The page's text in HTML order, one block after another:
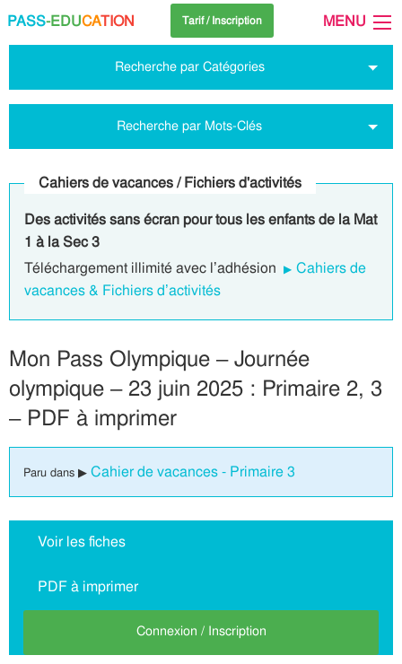
PASS-EDUCATION Tarif / Inscription MENU
Recherche par Catégories
Recherche par Mots-Clés
Cahiers de vacances / Fichiers d'activités
Des activités sans écran pour tous les enfants de la Mat
1 à la Sec 3
Téléchargement illimité avec l’adhésion
Cahiers de
vacances & Fichiers d’activités
Mon Pass Olympique – Journée
olympique – 23 juin 2025 : Primaire 2, 3
– PDF à imprimer
Paru dans ▶ Cahier de vacances - Primaire 3
Voir les fiches
PDF à imprimer
Connexion / Inscription